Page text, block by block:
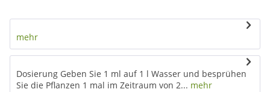
mehr
Dosierung Geben Sie 1 ml auf 1 l Wasser und besprühen
Sie die Pflanzen 1 mal im Zeitraum von 2... mehr